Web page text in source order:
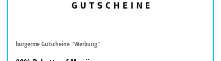
burgerme Gutscheine "Werbung"